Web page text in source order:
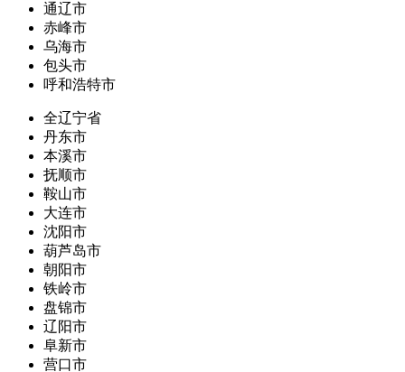
通辽市
赤峰市
乌海市
包头市
呼和浩特市
全辽宁省
丹东市
本溪市
抚顺市
鞍山市
大连市
沈阳市
葫芦岛市
朝阳市
铁岭市
盘锦市
辽阳市
阜新市
营口市